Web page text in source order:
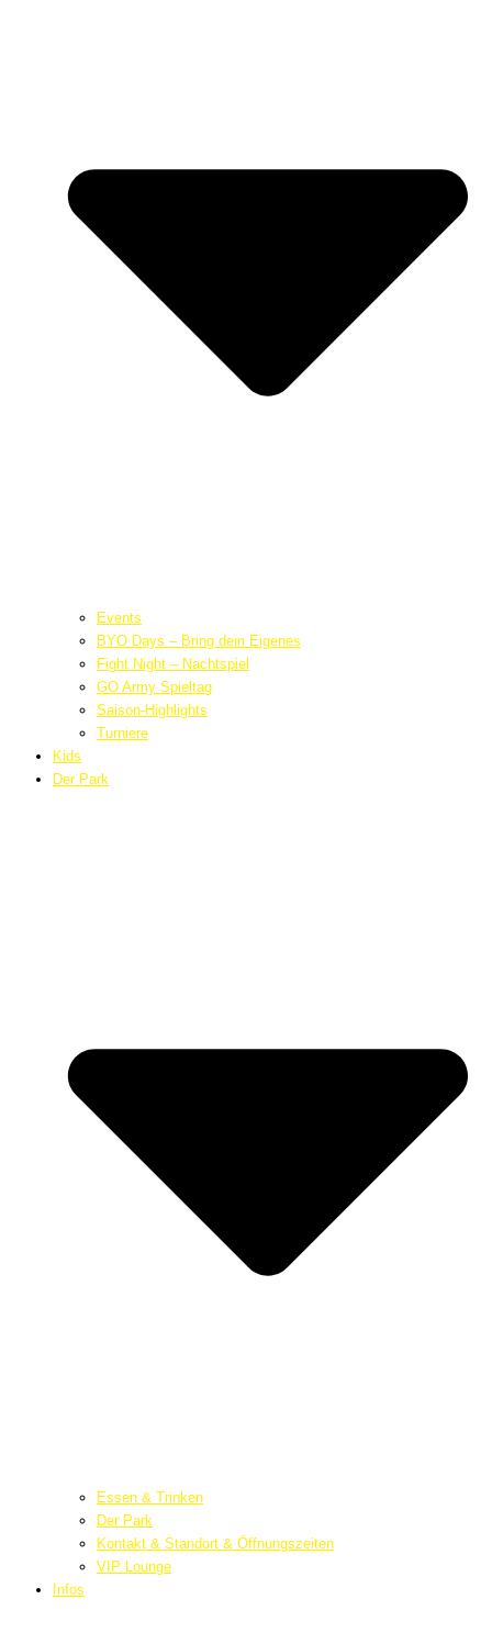
Events
BYO Days – Bring dein Eigenes
Fight Night – Nachtspiel
GO Army Spieltag
Saison-Highlights
Turniere
Kids
Der Park
Essen & Trinken
Der Park
Kontakt & Standort & Öffnungszeiten
VIP Lounge
Infos